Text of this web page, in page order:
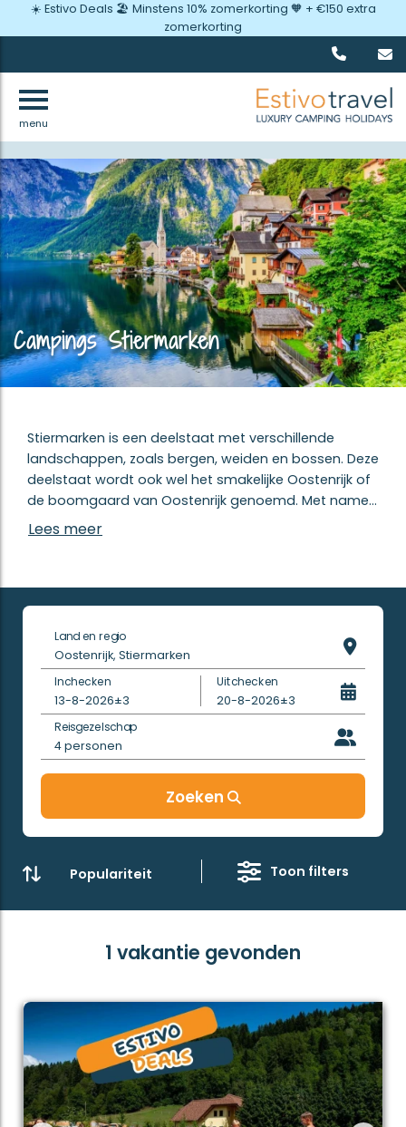
menu
☀️ Estivo Deals 🏖️ Minstens 10% zomerkorting 🧡 + €150 extra
zomerkorting
Campings Stiermarken
Stiermarken is een deelstaat met verschillende
landschappen, zoals bergen, weiden en bossen. Deze
deelstaat wordt ook wel het smakelijke Oostenrijk of
de boomgaard van Oostenrijk genoemd. Met name
in het zuiden is deze provincie de meest vruchtbare
provincie van het land. Stiermarken heeft een
Campings in Stiermarken
teken van een vakantie in de buitenlucht. Geniet van
prachtige vergezichten vanaf jouw veranda. De
meeste campings binnen deze regio beschikken over
alle faciliteiten die je van een gemoedelijke camping
mag verwachten: buitenzwembad, klein
supermarktje en gedurende de zomermaanden een
animatieteam. Binnen het aanbod van Estivotravel
vind je altijd een bijpassende camping voor jouw
vakantie.
In Stiermarken kan je op camping Bella Austria
de camping. Vanaf de compleet overdekte veranda
koffie of thee terwijl je geniet van een prachtig
uitzicht. Binnen de eigen stacaravans van
Estivotravel hoef je ook geen rekening te houden met
het inpakken van het beddengoed en handdoeken.
Deze zijn namelijk standaard bij ons inbegrepen. Onze
eigen luxe stacaravans worden getoond in het
Lees meer
Land en regio
Oostenrijk, Stiermarken
Inchecken
13-8-2026±3
Uitchecken
20-8-2026±3
Reisgezelschap
4personen
Zoeken
Toon filters
1 vakantie gevonden